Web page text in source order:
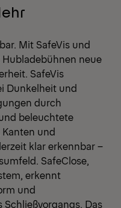
Mit SafeVis und
Hubladebühnen neue
SafeVis
Dunkelheit und
durch
beleuchtete
und
klar erkennbar –
SafeClose,
erkennt
und
Das